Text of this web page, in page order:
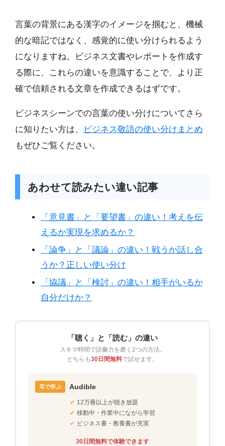
言葉の背景にある漢字のイメージを掴むと、機械
的な暗記ではなく、感覚的に使い分けられるよう
になりますね。ビジネス文書やレポートを作成す
る際に、これらの違いを意識することで、より正
確で信頼される文章を作成できるはずです。
ビジネスシーンでの言葉の使い分けについてさら
に知りたい方は、
ビジネス敬語の使い分けまとめ
もぜひご覧ください。
あわせて読みたい違い記事
「意見書」と「要望書」の違い！考えを伝
えるか実現を求めるか？
「論争」と「議論」の違い！戦うか話し合
うか？正しい使い分け
「協議」と「検討」の違い！相手がいるか
自分だけか？
「聴く」と「読む」の違い
スキマ時間で語彙力を磨く2つの方法。
どちらも30日間無料で試せます。
耳で学ぶ Audible
✔ 12万冊以上が聴き放題
✔ 移動中・作業中にながら学習
✔ ビジネス書・教養書が充実
30日間無料で体験できます